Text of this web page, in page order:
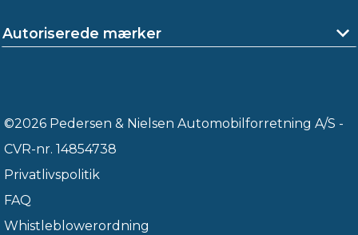
Autoriserede mærker
©2026 Pedersen & Nielsen Automobilforretning A/S -
CVR-nr. 14854738
Privatlivspolitik
FAQ
Whistleblowerordning